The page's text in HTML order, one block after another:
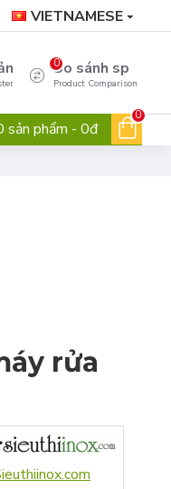
VIETNAMESE
So sánh sp
Product Comparison
0
sản phẩm - 0đ
0
rửa